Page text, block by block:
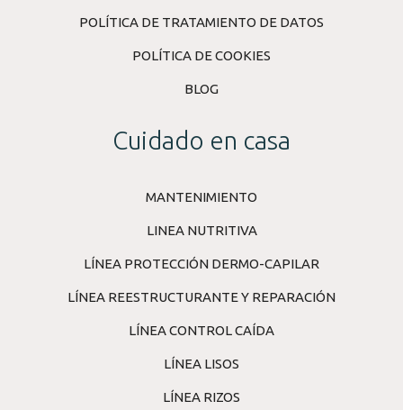
POLÍTICA DE TRATAMIENTO DE DATOS
POLÍTICA DE COOKIES
BLOG
Cuidado en casa
MANTENIMIENTO
LINEA NUTRITIVA
LÍNEA PROTECCIÓN DERMO-CAPILAR
LÍNEA REESTRUCTURANTE Y REPARACIÓN
LÍNEA CONTROL CAÍDA
LÍNEA LISOS
LÍNEA RIZOS